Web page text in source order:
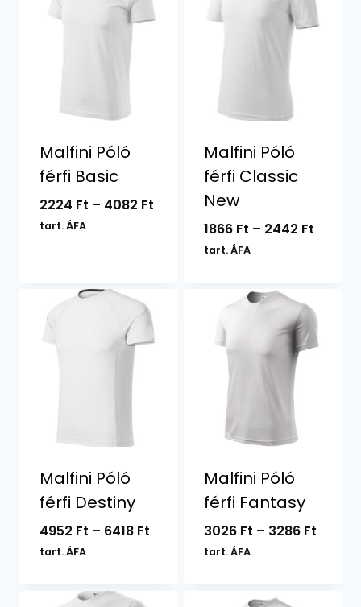
Malfini Póló
férfi Basic
2224 Ft – 4082 FtÁrtartomány:
tart. ÁFA
Malfini Póló
férfi Classic
New
1866 Ft – 2442 Ft
tart. ÁFA
Malfini Póló
férfi Destiny
4952 Ft – 6418 FtÁrtartomány:
tart. ÁFA
Malfini Póló
férfi Fantasy
3026 Ft – 3286 Ft
tart. ÁFA